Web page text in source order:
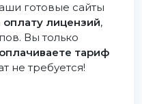
готовые сайты
лицензий,
Вы только
оплачиваете тариф
не требуется!